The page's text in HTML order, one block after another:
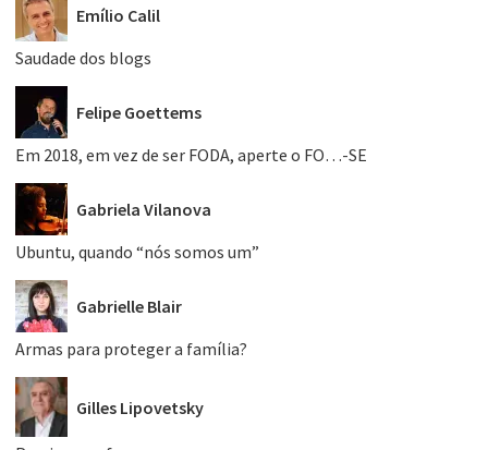
Emílio Calil
Saudade dos blogs
Felipe Goettems
Em 2018, em vez de ser FODA, aperte o FO…-SE
Gabriela Vilanova
Ubuntu, quando “nós somos um”
Gabrielle Blair
Armas para proteger a família?
Gilles Lipovetsky